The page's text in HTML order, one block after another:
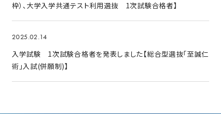
枠）、大学入学共通テスト利用選抜 1次試験合格者】
2025.02.14
入学試験 1次試験合格者を発表しました【総合型選抜「至誠仁
術」入試(併願制)】